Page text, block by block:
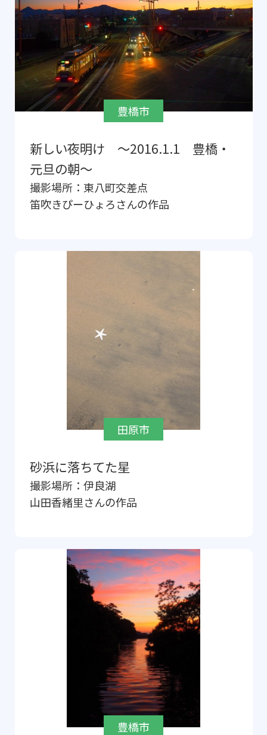
豊橋市
新しい夜明け ～2016.1.1 豊橋・
元旦の朝～
撮影場所： 東八町交差点
笛吹きぴーひょろさんの作品
田原市
砂浜に落ちてた星
撮影場所： 伊良湖
山田香緒里さんの作品
豊橋市